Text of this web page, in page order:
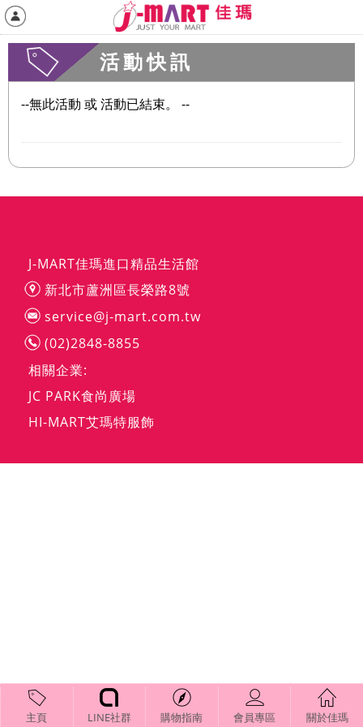
活動快訊
--無此活動 或 活動已結束。 --
J-MART佳瑪進口精品生活館
新北市蘆洲區長榮路8號
service@j-mart.com.tw
(02)2848-8855
相關企業:
JC PARK食尚廣場
HI-MART艾瑪特服飾
主頁 LINE社群 購物指南 會員專區 關於佳瑪